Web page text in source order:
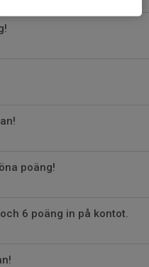
poäng!
6 poäng in på kontot.